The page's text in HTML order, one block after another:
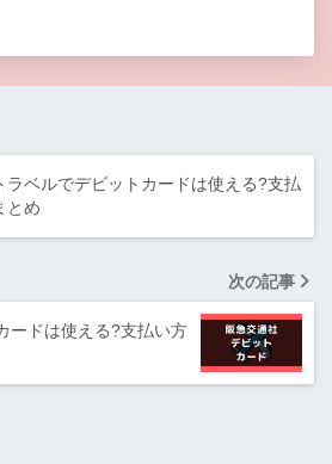
ラベルでデビットカードは使える?支払
とめ
次の記事
ードは使える?支払い方